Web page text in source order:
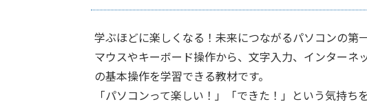
学ぶほどに楽しくなる！未来につながるパソコンの第
マウスやキーボード操作から、文字入力、インター
の基本操作を学習できる教材です。
「パソコンって楽しい！」「できた！」という気持